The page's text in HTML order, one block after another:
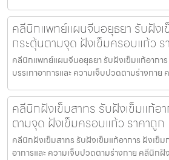
คลีนิกแพทย์แผนจีนอยุธยา รับฝังเ
กระตุ้นตามจุด ฝังเข็มครอบแก้ว ร
คลีนิกแพทย์แผนจีนอยุธยา รับฝังเข็มแก้อากา
บรรเทาอาการและ ความเจ็บปวดตามร่างกา
คลีนิกฝังเข็มสาทร รับฝังเข็มแก้อ
ตามจุด ฝังเข็มครอบแก้ว ราคาถูก
คลีนิกฝังเข็มสาทร รับฝังเข็มแก้อาการ ฝังเข็ม
อาการและ ความเจ็บปวดตามร่างกาย คลีนิกฝั